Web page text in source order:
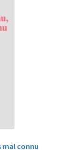
mal connu